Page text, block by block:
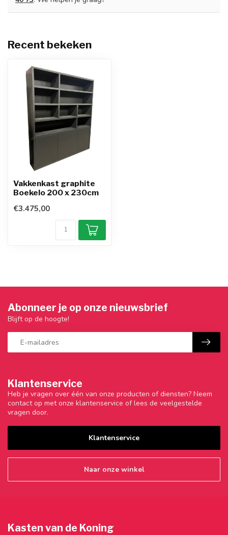
Recent bekeken
Vakkenkast graphite
Boekelo 200 x 230cm
€3.475,00
Klantenservice
Heb je vragen over één van onze producten of diensten? Neem
contact op met onze klantenservice of lees de veelgestelde
vragen door.
Klantenservice
Naar onze winkel
Abonneer je op onze nieuwsbrief
Blijft op de hoogte!
Kasten van de Koning